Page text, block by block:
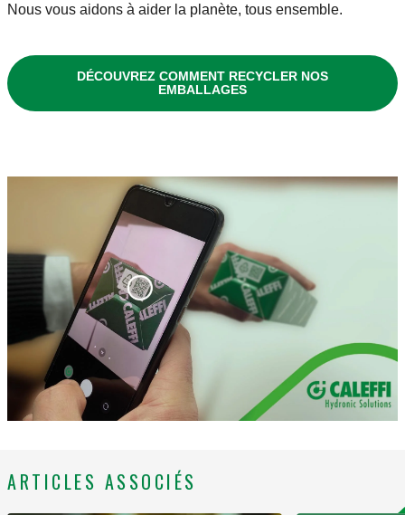
Nous vous aidons à aider la planète, tous ensemble.
DÉCOUVREZ COMMENT RECYCLER NOS
EMBALLAGES
ARTICLES ASSOCIÉS